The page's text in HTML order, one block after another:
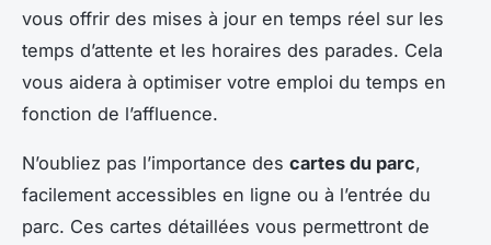
vous offrir des mises à jour en temps réel sur les
temps d’attente et les horaires des parades. Cela
vous aidera à optimiser votre emploi du temps en
fonction de l’affluence.
N’oubliez pas l’importance des cartes du parc,
facilement accessibles en ligne ou à l’entrée du
parc. Ces cartes détaillées vous permettront de